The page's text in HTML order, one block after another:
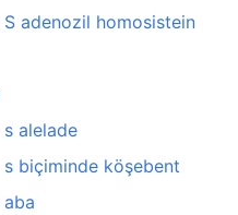
S adenozil homosistein
s alelade
s biçiminde köşebent
aba